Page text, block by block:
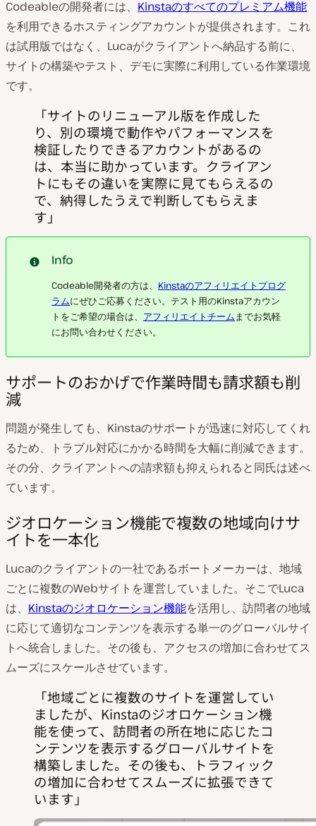
Codeableの開発者には、 Kinstaのすべてのプレミアム機能
を利用できるホスティングアカウントが提供されます。これ
は試用版ではなく、Lucaがクライアントへ納品する前に、
サイトの構築やテスト、デモに実際に利用している作業環境
です。
サイトのリニューアル版を作成した
り、別の環境で動作やパフォーマンスを
検証したりできるアカウントがあるの
は、本当に助かっています。クライアン
トにもその違いを実際に見てもらえるの
で、納得したうえで判断してもらえま
す
Info
Codeable開発者の方は、 Kinstaのアフィリエイトプログ
ラムにぜひご応募ください。テスト用のKinstaアカウン
トをご希望の場合は、 アフィリエイトチームまでお気軽
にお問い合わせください。
サポートのおかげで作業時間も請求額も削
減
問題が発生しても、Kinstaのサポートが迅速に対応してくれ
るため、トラブル対応にかかる時間を大幅に削減できます。
その分、クライアントへの請求額も抑えられると同氏は述べ
ています。
ジオロケーション機能で複数の地域向けサ
イトを一本化
Lucaのクライアントの一社であるボートメーカーは、地域
ごとに複数のWebサイトを運営していました。そこでLuca
は、 Kinstaのジオロケーション機能を活用し、訪問者の地域
に応じて適切なコンテンツを表示する単一のグローバルサイ
トへ統合しました。その後も、アクセスの増加に合わせてス
ムーズにスケールさせています。
地域ごとに複数のサイトを運営してい
ましたが、Kinstaのジオロケーション機
能を使って、訪問者の所在地に応じたコ
ンテンツを表示するグローバルサイトを
構築しました。その後も、トラフィック
の増加に合わせてスムーズに拡張できて
います